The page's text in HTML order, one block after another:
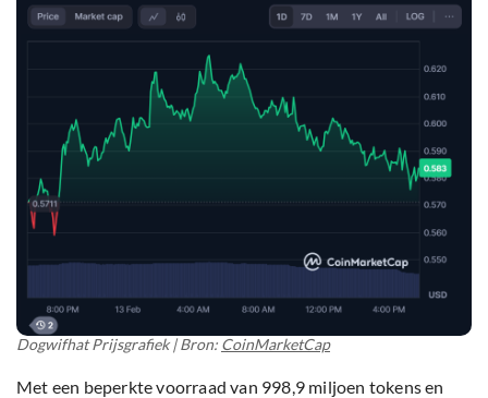
Dogwifhat Prijsgrafiek | Bron: CoinMarketCap
Met een beperkte voorraad van 998,9 miljoen tokens en